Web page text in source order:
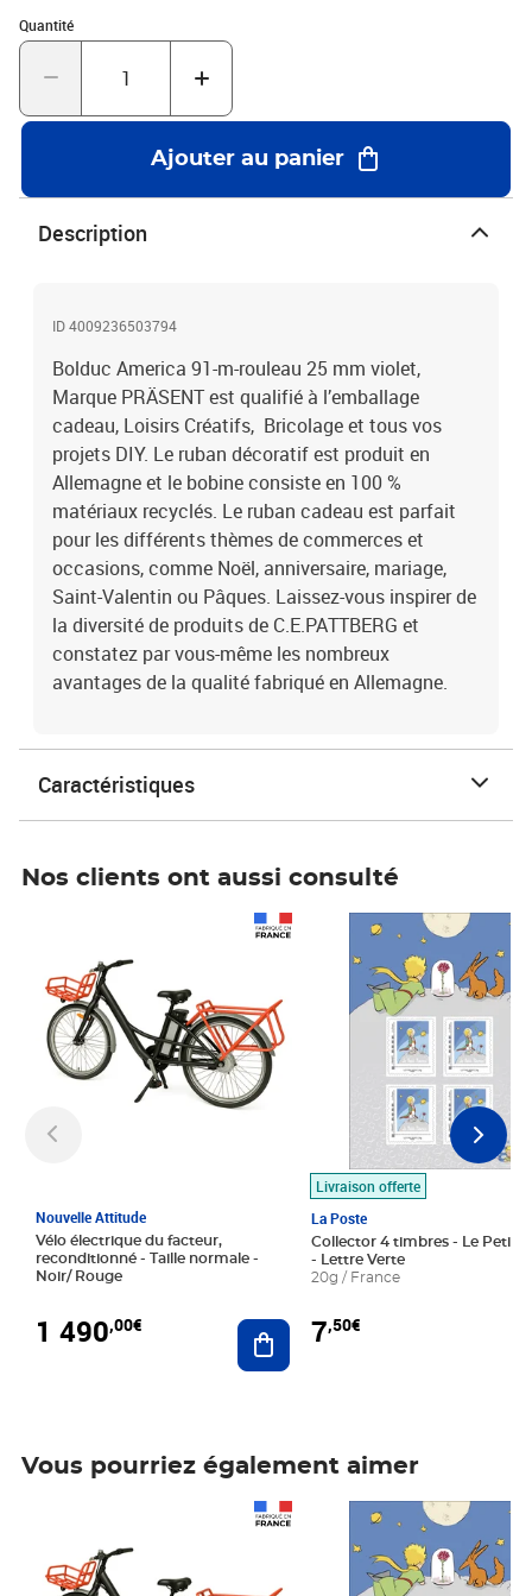
Quantité
Quantité : 1
Ajouter au panier
Description
ID 4009236503794
Bolduc America 91-m-rouleau 25 mm violet,
Marque PRÄSENT est qualifié à l’emballage
cadeau, Loisirs Créatifs, Bricolage et tous vos
projets DIY. Le ruban décoratif est produit en
Allemagne et le bobine consiste en 100 %
matériaux recyclés. Le ruban cadeau est parfait
pour les différents thèmes de commerces et
occasions, comme Noël, anniversaire, mariage,
Saint-Valentin ou Pâques. Laissez-vous inspirer de
la diversité de produits de C.E.PATTBERG et
constatez par vous-même les nombreux
avantages de la qualité fabriqué en Allemagne.
Caractéristiques
Nos clients ont aussi consulté
Nouvelle Attitude
Vélo électrique du facteur,
reconditionné - Taille normale -
Noir/ Rouge
1 490,00€ Ajouter au panier
Livraison offerte
La Poste
Collector 4 timbres - Le Petit
- Lettre Verte
20g / France
7,50€
Prix 7,50€
Vous pourriez également aimer
Prix 7,50€